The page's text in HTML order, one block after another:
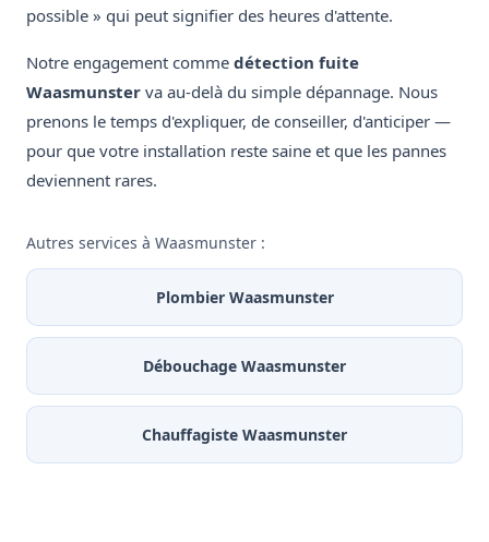
possible » qui peut signifier des heures d'attente.
Notre engagement comme détection fuite
Waasmunster va au-delà du simple dépannage. Nous
prenons le temps d'expliquer, de conseiller, d'anticiper —
pour que votre installation reste saine et que les pannes
deviennent rares.
Autres services à Waasmunster :
Plombier Waasmunster
Débouchage Waasmunster
Chauffagiste Waasmunster